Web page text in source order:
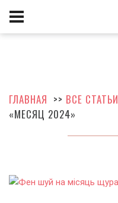
ГЛАВНАЯ >> ВСЕ СТАТЬИ
«МЕСЯЦ 2024»